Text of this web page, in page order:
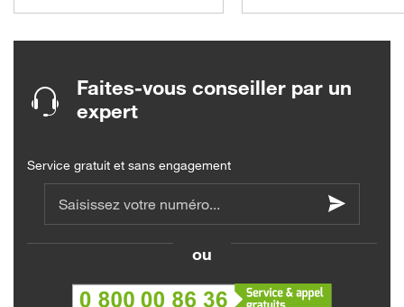
Faites-vous conseiller par un
expert
Service gratuit et sans engagement
Saisissez votre numéro...
ou